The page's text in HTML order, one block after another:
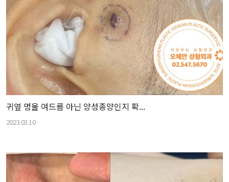
귀옆 멍울 여드름 아닌 양성종양인지 확...
2023.03.10